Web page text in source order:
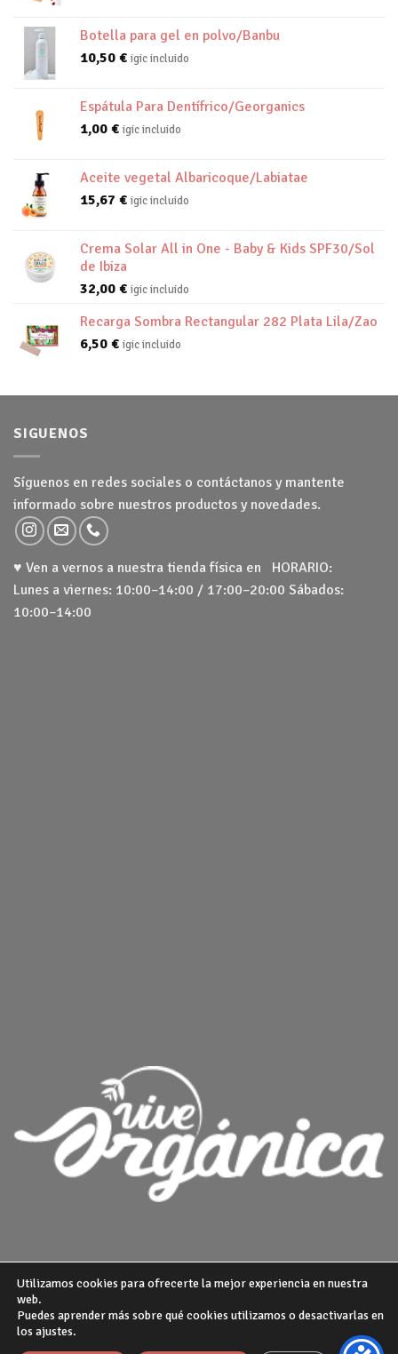
Botella para gel en polvo/Banbu
10,50 € igic incluido
Espátula Para Dentífrico/Georganics
1,00 € igic incluido
Aceite vegetal Albaricoque/Labiatae
15,67 € igic incluido
Crema Solar All in One - Baby & Kids SPF30/Sol
de Ibiza
32,00 € igic incluido
Recarga Sombra Rectangular 282 Plata Lila/Zao
6,50 € igic incluido
SIGUENOS
Síguenos en redes sociales o contáctanos y mantente
informado sobre nuestros productos y novedades.
♥ Ven a vernos a nuestra tienda física en HORARIO:
Lunes a viernes: 10:00–14:00 / 17:00–20:00 Sábados:
10:00–14:00
¿QUIENES SOMOS? POLITICA DE PRIVACIDAD
Utilizamos cookies para ofrecerte la mejor experiencia en nuestra
web.
Puedes aprender más sobre qué cookies utilizamos o desactivarlas en
los ajustes.